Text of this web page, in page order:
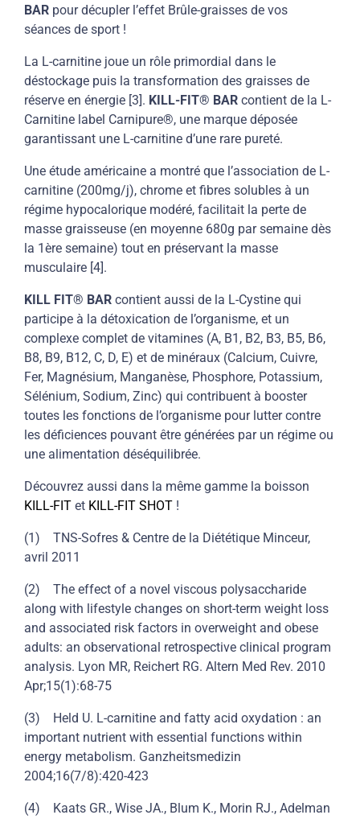
BAR pour décupler l’effet Brûle-graisses de vos
séances de sport !
La L-carnitine joue un rôle primordial dans le
déstockage puis la transformation des graisses de
réserve en énergie [3]. KILL-FIT® BAR contient de la L-
Carnitine label Carnipure®, une marque déposée
garantissant une L-carnitine d’une rare pureté.
Une étude américaine a montré que l’association de L-
carnitine (200mg/j), chrome et fibres solubles à un
régime hypocalorique modéré, facilitait la perte de
masse graisseuse (en moyenne 680g par semaine dès
la 1ère semaine) tout en préservant la masse
musculaire [4].
KILL FIT® BAR contient aussi de la L-Cystine qui
participe à la détoxication de l’organisme, et un
complexe complet de vitamines (A, B1, B2, B3, B5, B6,
B8, B9, B12, C, D, E) et de minéraux (Calcium, Cuivre,
Fer, Magnésium, Manganèse, Phosphore, Potassium,
Sélénium, Sodium, Zinc) qui contribuent à booster
toutes les fonctions de l’organisme pour lutter contre
les déficiences pouvant être générées par un régime ou
une alimentation déséquilibrée.
Découvrez aussi dans la même gamme la boisson
KILL-FIT et KILL-FIT SHOT !
(1) TNS-Sofres & Centre de la Diététique Minceur,
avril 2011
(2) The effect of a novel viscous polysaccharide
along with lifestyle changes on short-term weight loss
and associated risk factors in overweight and obese
adults: an observational retrospective clinical program
analysis. Lyon MR, Reichert RG. Altern Med Rev. 2010
Apr;15(1):68-75
(3) Held U. L-carnitine and fatty acid oxydation : an
important nutrient with essential functions within
energy metabolism. Ganzheitsmedizin
2004;16(7/8):420-423
(4) Kaats GR., Wise JA., Blum K., Morin RJ., Adelman